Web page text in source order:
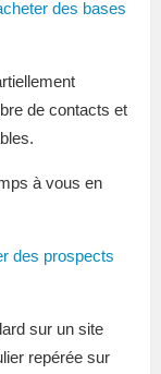
des bases
de contacts et
à vous en
des prospects
sur un site
repérée sur